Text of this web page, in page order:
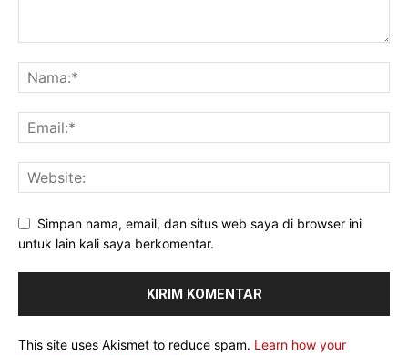
Simpan nama, email, dan situs web saya di browser ini
untuk lain kali saya berkomentar.
This site uses Akismet to reduce spam. Learn how your